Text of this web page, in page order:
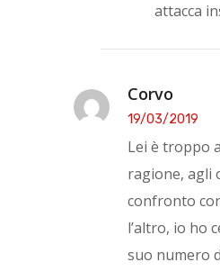
attacca
Corvo
19/03/2019
Lei è troppo
ragione, agli
confronto
l’altro, io ho
suo numero